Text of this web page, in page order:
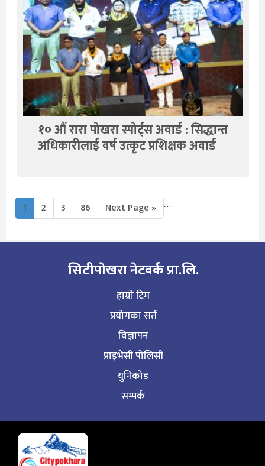
१० औं रारा पोखरा स्पोर्ट्स अवार्ड : सिद्धान्त
अधिकारीलाई वर्ष उत्कृट प्रशिक्षक अवार्ड
1 2 3 …
86 Next Page »
सिटीपाेखरा नेटवर्क प्रा.लि.
हाम्राे टिम
प्रयोगका सर्त
विज्ञापन
प्राइभेसी पोलिसी
युनिकोड
सम्पर्क